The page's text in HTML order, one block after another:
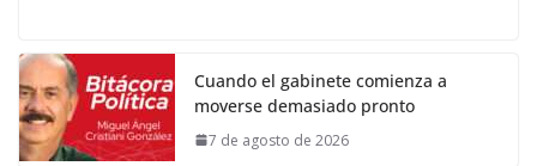
Cuando el gabinete comienza a
moverse demasiado pronto
7 de agosto de 2026